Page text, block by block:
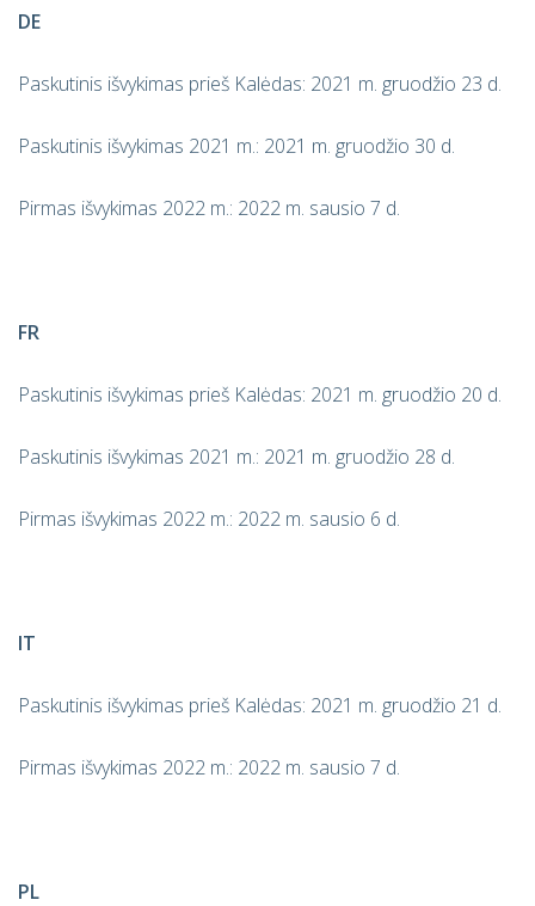
DE
Paskutinis išvykimas prieš Kalėdas: 2021 m. gruodžio 23 d.
Paskutinis išvykimas 2021 m.: 2021 m. gruodžio 30 d.
Pirmas išvykimas 2022 m.: 2022 m. sausio 7 d.
FR
Paskutinis išvykimas prieš Kalėdas: 2021 m. gruodžio 20 d.
Paskutinis išvykimas 2021 m.: 2021 m. gruodžio 28 d.
Pirmas išvykimas 2022 m.: 2022 m. sausio 6 d.
IT
Paskutinis išvykimas prieš Kalėdas: 2021 m. gruodžio 21 d.
Pirmas išvykimas 2022 m.: 2022 m. sausio 7 d.
PL